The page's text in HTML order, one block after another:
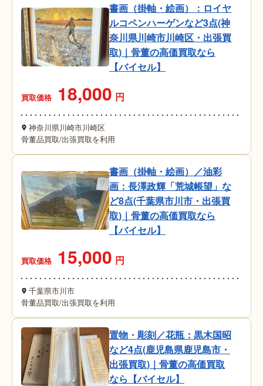
書画（掛軸・絵画）：ロイヤ
ルコペンハーゲンなど3点(神
奈川県川崎市川崎区・出張買
取)｜骨董の高価買取なら
【バイセル】
買取価格 18,000 円
神奈川県川崎市川崎区
骨董品買取/出張買取を利用
書画（掛軸・絵画）／油彩
画：長澤政輝「荒城帳望」な
ど8点(千葉県市川市・出張買
取)｜骨董の高価買取なら
【バイセル】
買取価格 15,000 円
千葉県市川市
骨董品買取/出張買取を利用
置物・彫刻／花瓶：黒木国昭
など4点(鹿児島県鹿児島市・
出張買取)｜骨董の高価買取
なら【バイセル】